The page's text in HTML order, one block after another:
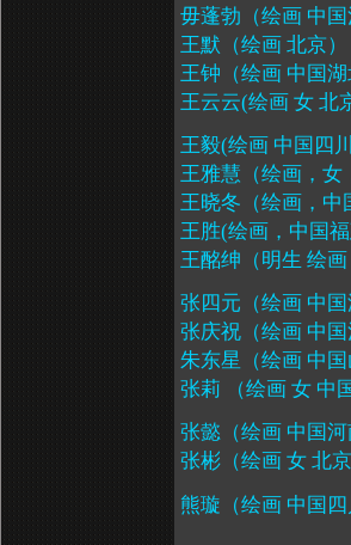
毋蓬勃（绘画 中国
王默（绘画 北京）
王钟（绘画 中国湖
王云云(绘画 女 北
王毅(绘画 中国四川
王雅慧（绘画，女
王晓冬（绘画，中
王胜(绘画，中国
王酩绅（明生 绘画
张四元（绘画 中国
张庆祝（绘画 中国
朱东星（绘画 中国
张莉 （绘画 女 中
张懿（绘画 中国河
张彬（绘画 女 北京
熊璇（绘画 中国四